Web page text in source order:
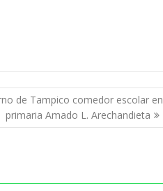
de Tampico comedor escolar en
primaria Amado L. Arechandieta